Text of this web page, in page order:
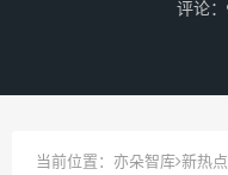
评论：
当前位置： 亦朵智库 新热点